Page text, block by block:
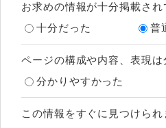
お求めの情報が十分掲載され
十分だった
普
ページの構成や内容、表現
分かりやすかった
この情報をすぐに見つけられ